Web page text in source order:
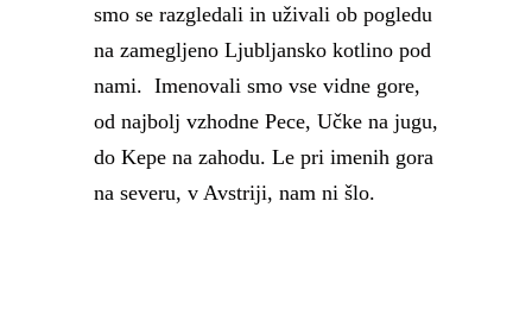
smo se razgledali in uživali ob pogledu
na zamegljeno Ljubljansko kotlino pod
nami. Imenovali smo vse vidne gore,
od najbolj vzhodne Pece, Učke na jugu,
do Kepe na zahodu. Le pri imenih gora
na severu, v Avstriji, nam ni šlo.